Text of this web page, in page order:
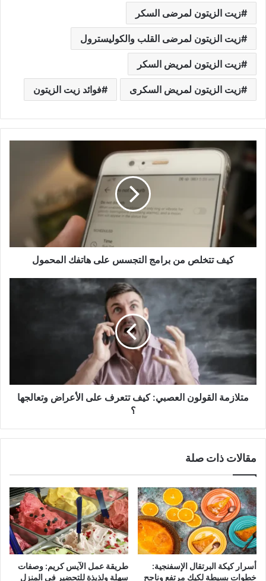
زيت الزيتون لمرضى السكر
زيت الزيتون لمرضى القلب والكوليسترول
زيت الزيتون لمريض السكر
زيت الزيتون لمريض السكرى فوائد زيت الزيتون
من
على
هاتفك
كيف تتخلص من برامج التجسس على هاتفك المحمول
القولون
تتعرف
على
الأعراض
؟
متلازمة القولون العصبي: كيف تتعرف على الأعراض وتعالجها
؟
مقالات ذات صلة
أسرار كيكة البرتقال الإسفنجية:
خطوات بسيطة لكيك مرتفع وناجح
طريقة عمل الآيس كريم: وصفات
سهلة ولذيذة للتحضير في المنزل